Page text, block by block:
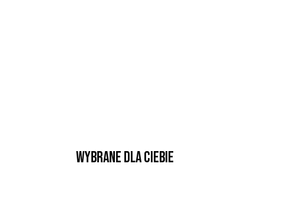
Wybrane dla Ciebie